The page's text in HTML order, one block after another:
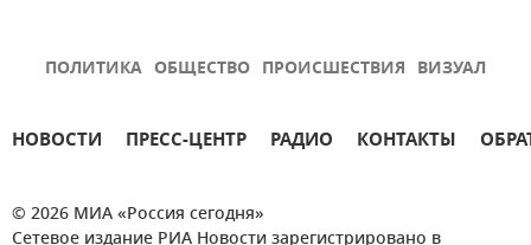
ПОЛИТИКА ОБЩЕСТВО ПРОИСШЕСТВИЯ ВИЗУАЛ
НОВОСТИ ПРЕСС-ЦЕНТР РАДИО КОНТАКТЫ
© 2026 МИА «Россия сегодня»